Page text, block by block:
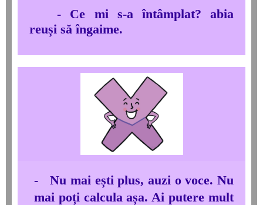
- Ce mi s-a întâmplat? abia
reuși să îngaime.
- Nu mai ești plus, auzi o voce. Nu
mai poți calcula așa. Ai putere mult